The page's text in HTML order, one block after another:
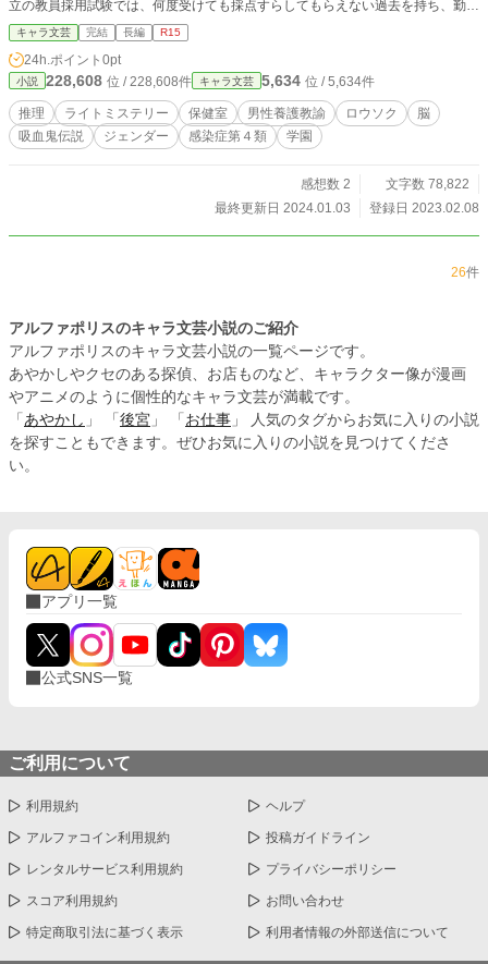
立の教員採用試験では、何度受けても採点すらしてもらえない過去を持ち、勤務
態度も決して良いとは言えない。ただ、生徒の心身の問題に直面すると、人が変
わったように能力を発揮する。これは加藤と加藤の同僚の白根澤が、学校で起こ
った事件を解決していく、かもしれない物語である。 第一部完結。 現在エピソ
ード追加中。
キャラ文芸 完結 長編 R15
24h.ポイント 0pt
小説 228,608 位 / 228,608件 キャラ文芸 5,634 位 / 5,634件
推理 ライトミステリー 保健室 男性養護教諭 ロウソク
脳
吸血鬼伝説
ジェンダー 感染症第４類 学園
感想数 2
文字数 78,822
最終更新日 2024.01.03
登録日 2023.02.08
26件
アルファポリスのキャラ文芸小説のご紹介
アルファポリスのキャラ文芸小説の一覧ページです。
あやかしやクセのある探偵、お店ものなど、キャラクター像が漫画
やアニメのように個性的なキャラ文芸が満載です。
「 あやかし 」 「 後宮 」 「 お仕事 」 人気のタグからお気に入りの小説
を探すこともできます。ぜひお気に入りの小説を見つけてくださ
い。
アプリ一覧
公式SNS一覧
ご利用について
利用規約 ヘルプ
アルファコイン利用規約 投稿ガイドライン
レンタルサービス利用規約 プライバシーポリシー
スコア利用規約 お問い合わせ
特定商取引法に基づく表示 利用者情報の外部送信について